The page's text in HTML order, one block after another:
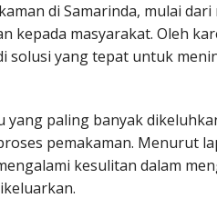
di Samarinda, mulai
kepada masyarakat. Oleh
solusi yang tepat untuk
yang paling banyak
pemakaman. Menurut
kesulitan dalam